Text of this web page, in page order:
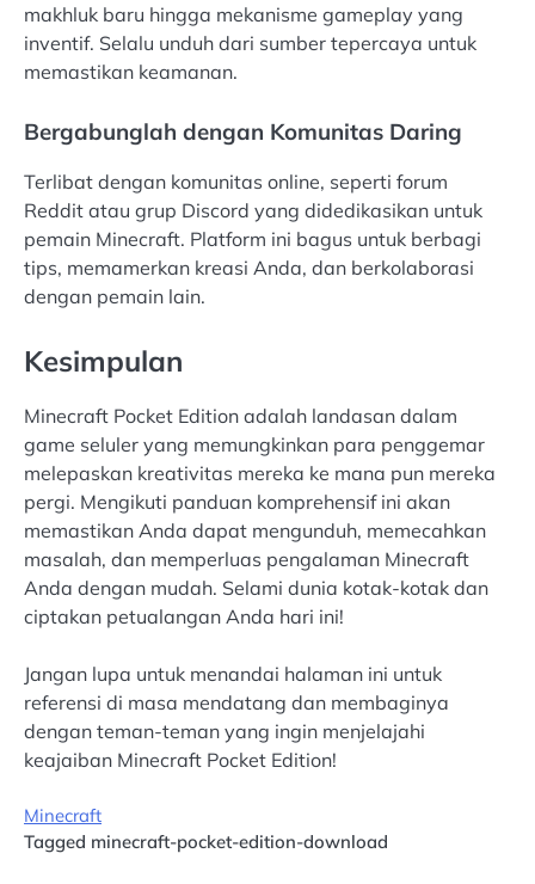
makhluk baru hingga mekanisme gameplay yang
inventif. Selalu unduh dari sumber tepercaya untuk
memastikan keamanan.
Bergabunglah dengan Komunitas Daring
Terlibat dengan komunitas online, seperti forum
Reddit atau grup Discord yang didedikasikan untuk
pemain Minecraft. Platform ini bagus untuk berbagi
tips, memamerkan kreasi Anda, dan berkolaborasi
dengan pemain lain.
Kesimpulan
Minecraft Pocket Edition adalah landasan dalam
game seluler yang memungkinkan para penggemar
melepaskan kreativitas mereka ke mana pun mereka
pergi. Mengikuti panduan komprehensif ini akan
memastikan Anda dapat mengunduh, memecahkan
masalah, dan memperluas pengalaman Minecraft
Anda dengan mudah. Selami dunia kotak-kotak dan
ciptakan petualangan Anda hari ini!
Jangan lupa untuk menandai halaman ini untuk
referensi di masa mendatang dan membaginya
dengan teman-teman yang ingin menjelajahi
keajaiban Minecraft Pocket Edition!
Minecraft
Tagged minecraft-pocket-edition-download